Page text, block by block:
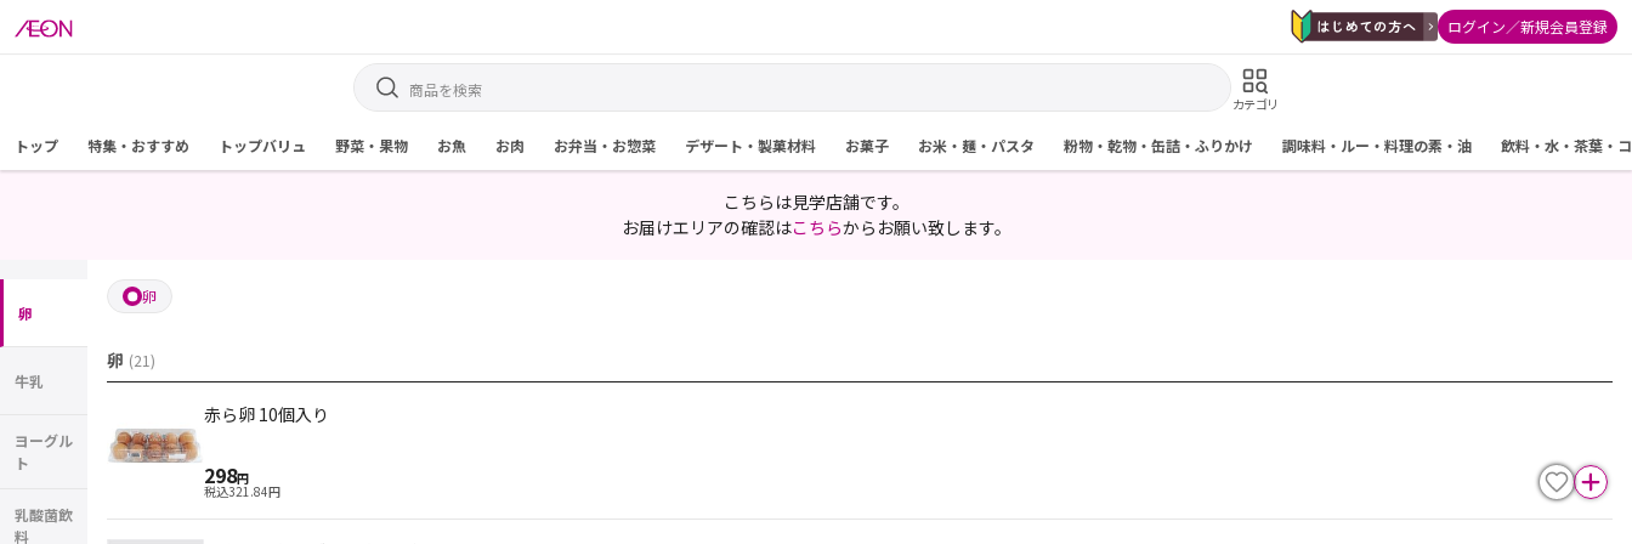
ログイン／新規会員登録
カテゴリ
トップ 特集・おすすめ トップバリュ 野菜・果物 お魚 お肉 お弁当・お惣菜 デザート・製菓材料 お菓子 お米・麺・パスタ 粉物・乾物・缶詰・ふりかけ 調味料・ルー・料理の素・油 飲料・水・茶葉・
こちらは見学店舗です。
お届けエリアの確認はこちらからお願い致します。
卵
牛乳
ヨーグル
ト
乳酸菌飲
料
卵
卵 (21)
赤ら卵 10個入り
298円
税込321.84円